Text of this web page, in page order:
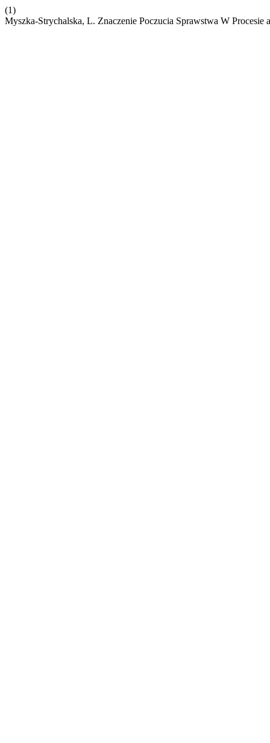
(1)
Myszka-Strychalska, L. Znaczenie Poczucia Sprawstwa W Procesie